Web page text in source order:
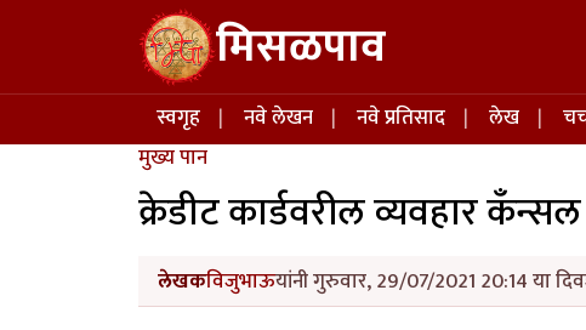
Skip to main content मिसळपाव
Main navigation
स्वगृह नवे लेखन नवे प्रतिसाद लेख
मुख्य पान
क्रेडीट कार्डवरील व्यवहार
लेखकविजुभाऊयांनी गुरुवार, 29/07/2021 20:14 या